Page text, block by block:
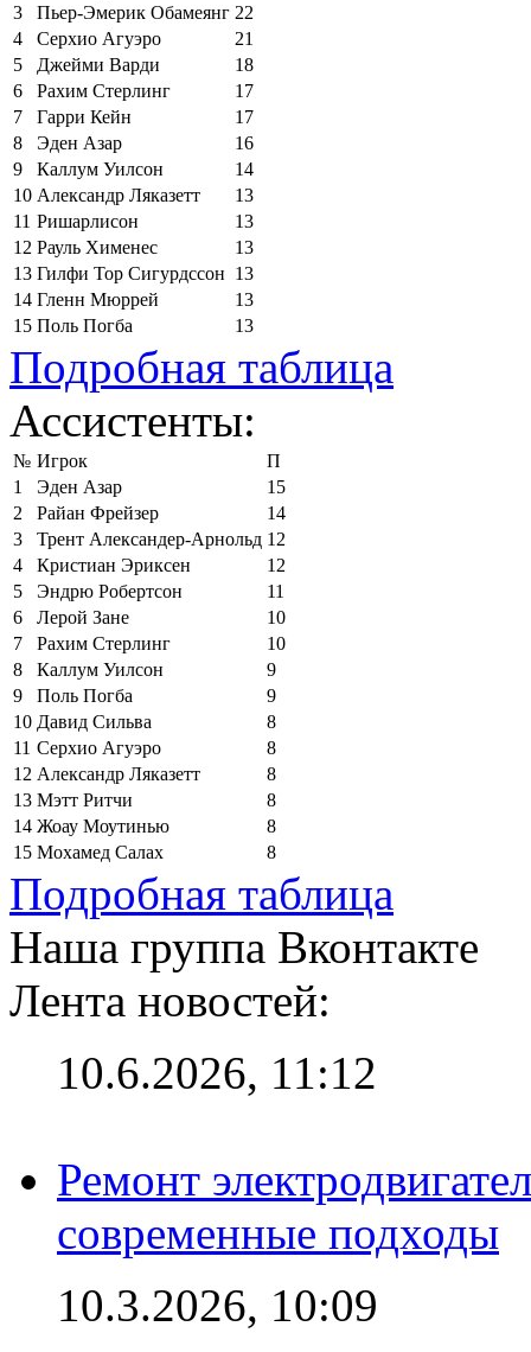
3
Пьер-Эмерик Обамеянг 22
4
Серхио Агуэро
21
5
Джейми Варди
18
6
Рахим Стерлинг
17
7
Гарри Кейн
17
8
Эден Азар
16
9
Каллум Уилсон
14
10 Александр Ляказетт
13
11 Ришарлисон
13
12 Рауль Хименес
13
13 Гилфи Тор Сигурдссон 13
14 Гленн Мюррей
13
15 Поль Погба 13
Подробная таблица
Ассистенты:
№ Игрок
П
1
Эден Азар
15
2
Райан Фрейзер
14
3
Трент Александер-Арнольд 12
4
Кристиан Эриксен
12
5
Эндрю Робертсон
11
6
Лерой Зане
10
7
Рахим Стерлинг
10
8
Каллум Уилсон
9
9
Поль Погба
9
10 Давид Сильва
8
11 Серхио Агуэро
8
12 Александр Ляказетт
8
13 Мэтт Ритчи
8
14 Жоау Моутинью
8
15 Мохамед Салах 8
Подробная таблица
Наша группа Вконтакте
Лента новостей:
10.6.2026, 11:12
Ремонт
современные подходы
10.3.2026, 10:09